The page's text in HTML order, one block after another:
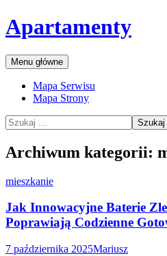
Przejdź
do
Apartamenty
Szukaj
Menu główne
Mapa Serwisu
Mapa Strony
Szukaj:
Archiwum kategorii:
mieszkanie
Jak Innowacyjne Baterie
Poprawiają Codzienne
7 października 2025Mariusz